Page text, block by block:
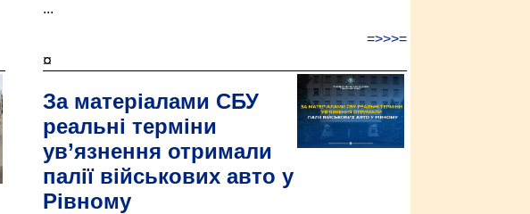
...
=>>>=
¤
За матеріалами СБУ
реальні терміни
ув’язнення отримали
палії військових авто у
Рівному